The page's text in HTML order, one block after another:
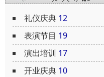
礼仪庆典 12
表演节目 19
演出培训 17
开业庆典 10